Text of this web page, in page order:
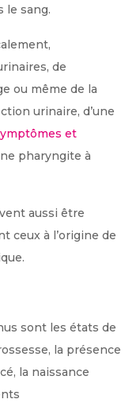
le sang.
de
ou même de la
urinaire, d’une
et
pharyngite à
aussi être
ceux à l’origine de
sont les états de
la présence
la naissance